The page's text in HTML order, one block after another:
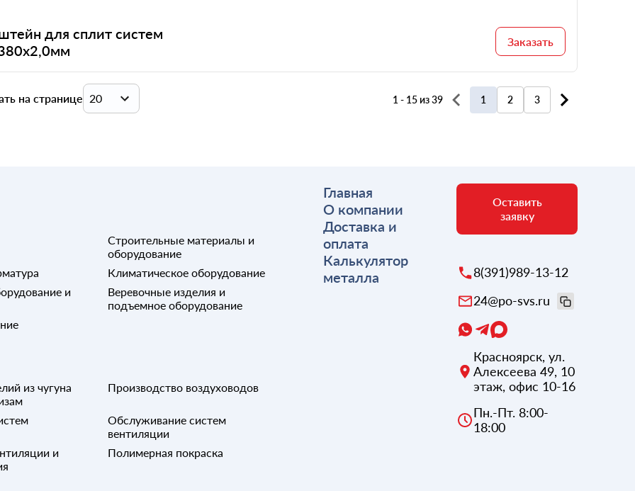
для сплит систем
Заказать
на странице 20
80
100
1 - 15 из 39 1 2 3
Строительные материалы и
оборудование
Климатическое оборудование
и
Веревочные изделия и
подъемное оборудование
из чугуна
Производство воздуховодов
Обслуживание систем
вентиляции
и
Полимерная покраска
Главная
О компании
Доставка и
оплата
Калькулятор
металла
Оставить
заявку
8(391)989-13-12
24@po-svs.ru
Красноярск,ул.
Алексеева 49, 10
этаж, офис 10-16
Пн.-Пт. 8:00-
18:00